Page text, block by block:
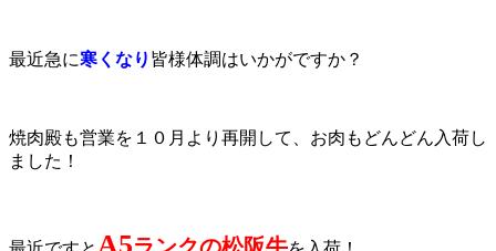
最近急に寒くなり 皆様体調はいかがですか？
焼肉殿も営業を１０月より再開して、お肉もどんどん入荷し
ました！